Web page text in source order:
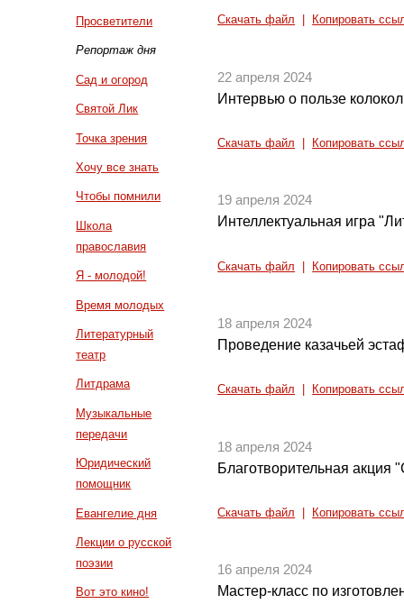
Просветители
Репортаж дня
Сад и огород
Святой Лик
Точка зрения
Хочу все знать
Чтобы помнили
Школа
православия
Я - молодой!
Время молодых
Литературный
театр
Литдрама
Музыкальные
передачи
Юридический
помощник
Евангелие дня
Лекции о русской
поэзии
Вот это кино!
Скачать файл Копировать
22 апреля 2024
Интервью о пользе
Скачать файл Копировать
19 апреля 2024
Интеллектуальная игра
Скачать файл Копировать
18 апреля 2024
Проведение казачьей
Скачать файл Копировать
18 апреля 2024
Благотворительная акция
Скачать файл Копировать
16 апреля 2024
Мастер-класс по